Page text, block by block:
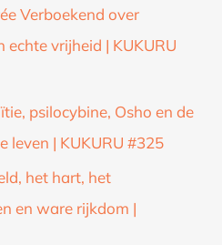
Verboekend over
vrijheid | KUKURU
psilocybine, Osho en de
leven | KUKURU #325
het hart, het
en ware rijkdom |